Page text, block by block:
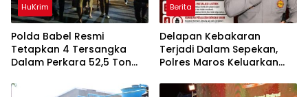
HuKrim
Polda Babel Resmi
Tetapkan 4 Tersangka
Dalam Perkara 52,5 Ton
Belitung
Berita
Delapan Kebakaran
Terjadi Dalam Sepekan,
Polres Maros Keluarkan
Masyarakat